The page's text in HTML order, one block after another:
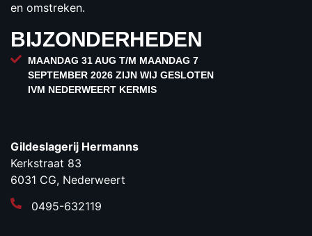
en omstreken.
BIJZONDERHEDEN
MAANDAG 31 AUG T/M MAANDAG 7
SEPTEMBER 2026 ZIJN WIJ GESLOTEN
IVM NEDERWEERT KERMIS
Gildeslagerij Hermanns
Kerkstraat 83
6031 CG, Nederweert
0495-632119